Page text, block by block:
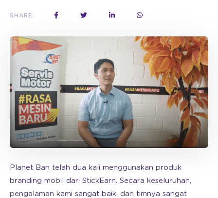
SHARE:
Planet Ban telah dua kali menggunakan produk
branding mobil dari StickEarn. Secara keseluruhan,
pengalaman kami sangat baik, dan timnya sangat